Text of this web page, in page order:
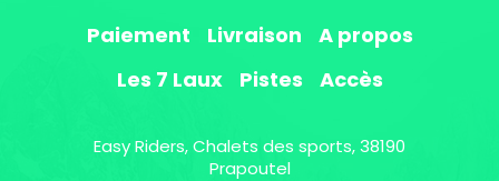
Paiement Livraison
A propos
Les 7 Laux
Pistes Accès
Easy Riders, Chalets des sports, 38190
Prapoutel